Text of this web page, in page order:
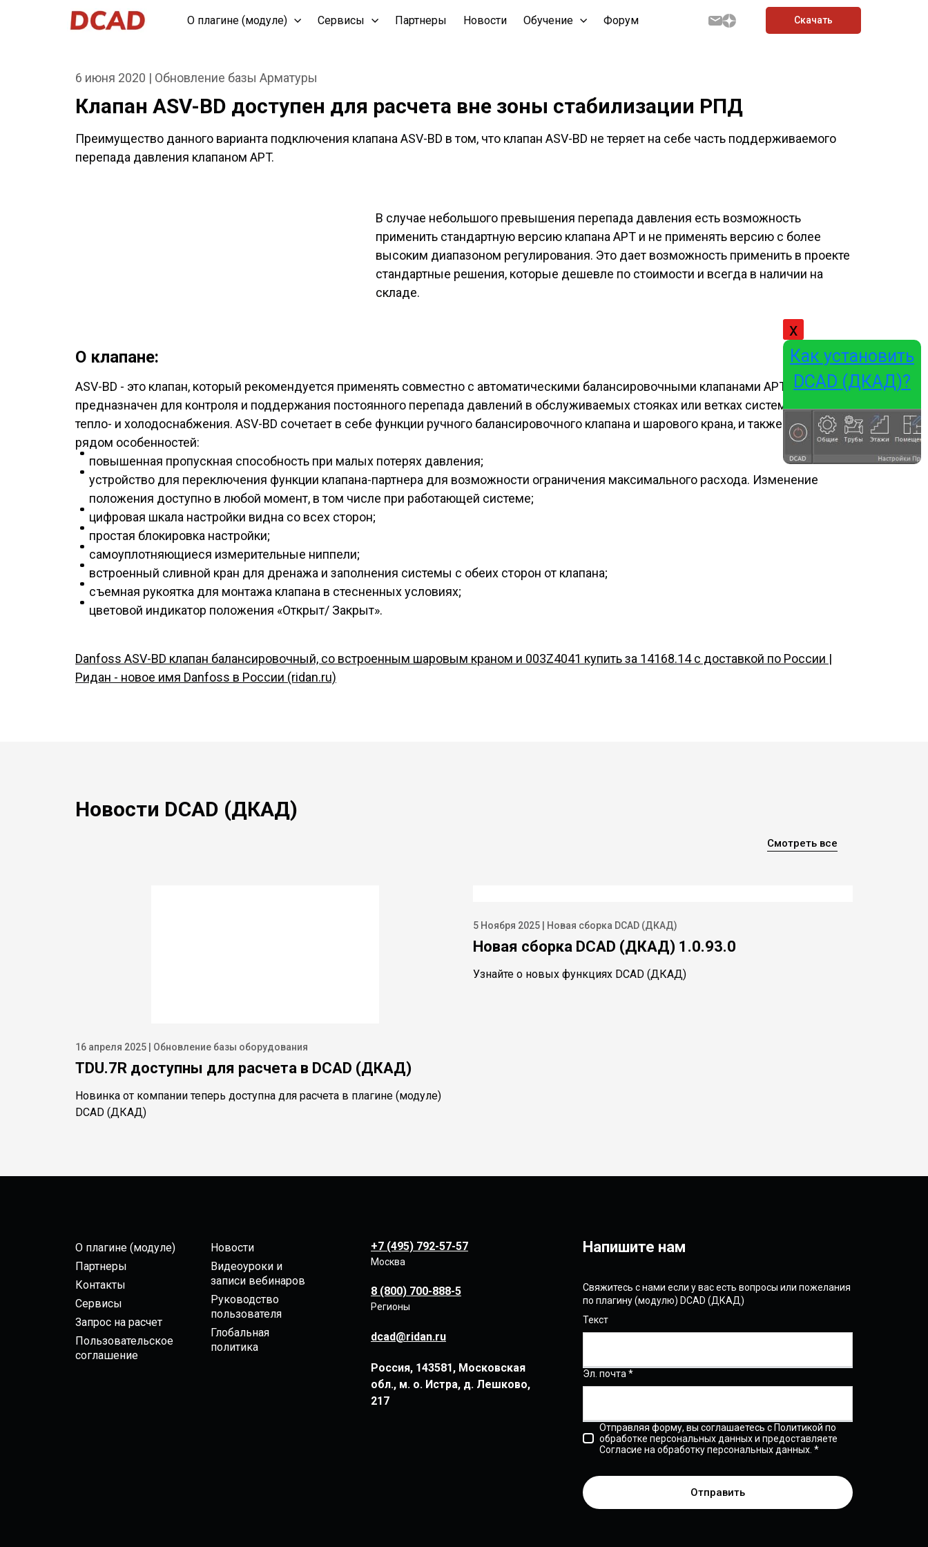
x
Как установить
DCAD (ДКАД)?
О плагине (модуле) Сервисы Партнеры Новости Обучение Форум Скачать
6 июня 2020 | Обновление базы Арматуры
Клапан ASV-BD доступен для расчета вне зоны стабилизации РПД
Преимущество данного варианта подключения клапана ASV-BD в том, что клапан ASV-BD не теряет на себе часть поддерживаемого
перепада давления клапаном APT.
В случае небольшого превышения перепада давления есть возможность
применить стандартную версию клапана APT и не применять версию с более
высоким диапазоном регулирования. Это дает возможность применить в проекте
стандартные решения, которые дешевле по стоимости и всегда в наличии на
складе.
О клапане:
ASV-BD - это клапан, который рекомендуется применять совместно с автоматическими балансировочными клапанами APT. Он
предназначен для контроля и поддержания постоянного перепада давлений в обслуживаемых стояках или ветках систем отопления,
тепло- и холодоснабжения. ASV-BD сочетает в себе функции ручного балансировочного клапана и шарового крана, и также обладает
рядом особенностей:
повышенная пропускная способность при малых потерях давления;
устройство для переключения функции клапана-партнера для возможности ограничения максимального расхода. Изменение
положения доступно в любой момент, в том числе при работающей системе;
цифровая шкала настройки видна со всех сторон;
простая блокировка настройки;
самоуплотняющиеся измерительные ниппели;
встроенный сливной кран для дренажа и заполнения системы с обеих сторон от клапана;
съемная рукоятка для монтажа клапана в стесненных условиях;
цветовой индикатор положения «Открыт/ Закрыт».
Danfoss ASV-BD клапан балансировочный, со встроенным шаровым краном и 003Z4041 купить за 14168.14 с доставкой по России |
Ридан - новое имя Danfoss в России (ridan.ru)
Новости DCAD (ДКАД)
Смотреть все
16 апреля 2025 | Обновление базы оборудования
TDU.7R доступны для расчета в DCAD (ДКАД)
Новинка от компании теперь доступна для расчета в плагине (модуле)
DCAD (ДКАД)
5 Ноября 2025 | Новая сборка DCAD (ДКАД)
Новая сборка DCAD (ДКАД) 1.0.93.0
Узнайте о новых функциях DCAD (ДКАД)
О плагине (модуле)
Партнеры
Контакты
Сервисы
Запрос на расчет
Пользовательское
соглашение
Новости
Видеоуроки и
записи вебинаров
Руководство
пользователя
Глобальная
политика
+7 (495) 792-57-57
Москва
8 (800) 700-888-5
Регионы
dcad@ridan.ru
Россия, 143581, Московская
обл., м. о. Истра, д. Лешково,
217
Напишите нам
Свяжитесь с нами если у вас есть вопросы или пожелания
по плагину (модулю) DCAD (ДКАД)
Текст
Эл. почта *
Отправляя форму, вы соглашаетесь с Политикой по
обработке персональных данных и предоставляете
Согласие на обработку персональных данных. *
Отправить